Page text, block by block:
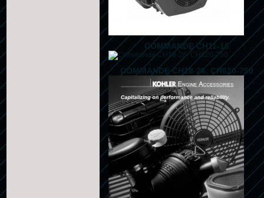
COMMANDE CH11-16
COMMANDE CH18-26, CH620-750